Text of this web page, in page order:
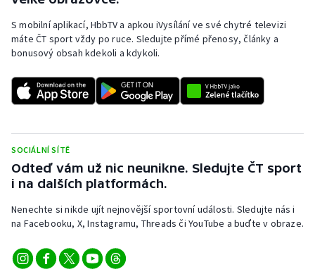
Rychlobruslení
Rychlostní kanoistika
Short track
Sportovní střelba
Stolní tenis
Triatlon
Veslování
S mobilní aplikací, HbbTV a apkou iVysílání ve své chytré televizi
máte ČT sport vždy po ruce. Sledujte přímé přenosy, články a
bonusový obsah kdekoli a kdykoli.
SOCIÁLNÍ SÍTĚ
Odteď vám už nic neunikne. Sledujte ČT sport
i na dalších platformách.
Nenechte si nikde ujít nejnovější sportovní události. Sledujte nás i
na Facebooku, X, Instagramu, Threads či YouTube a buďte v obraze.